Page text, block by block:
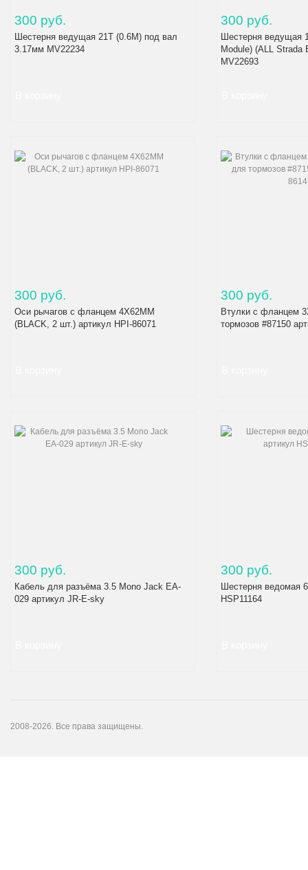
300 руб.
Шестерня ведущая 21T (0.6M) под вал
3.17мм MV22234
300 руб.
Шестерня ведущая
Module) (ALL Strada
MV22693
300 руб.
Оси рычагов с фланцем 4X62MM
(BLACK, 2 шт.) артикул HPI-86071
300 руб.
Втулки с фланцем
тормозов #87150
300 руб.
Кабель для разъёма 3.5 Mono Jack EA-
029 артикул JR-E-sky
300 руб.
Шестерня ведомая
HSP11164
2008-2026. Все права защищены.